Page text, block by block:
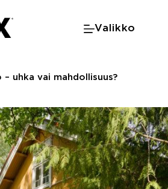
Valikko
uhka vai mahdollisuus?